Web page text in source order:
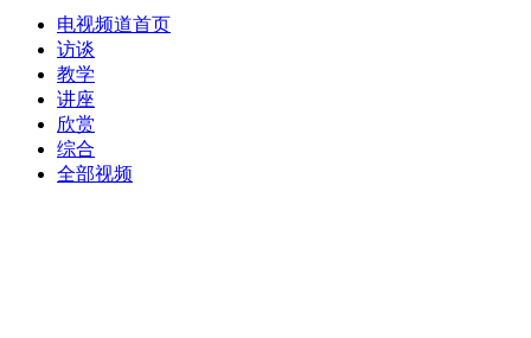
电视频道首页
访谈
教学
讲座
欣赏
综合
全部视频